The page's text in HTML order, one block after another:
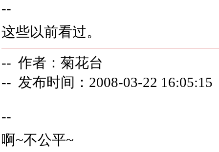
--
这些以前看过。
-- 作者：菊花台
-- 发布时间：2008-03-22 16:05:15
--
啊~不公平~